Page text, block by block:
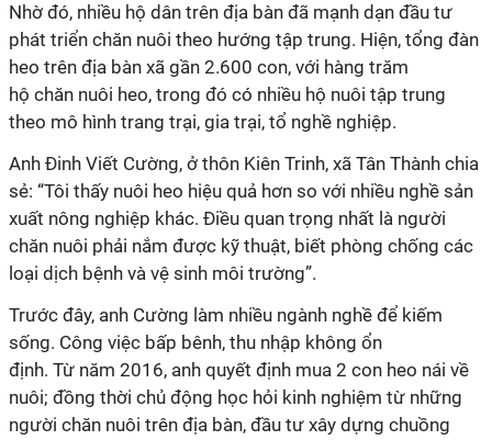
Nhờ đó, nhiều hộ dân trên địa bàn đã mạnh dạn đầu tư
phát triển chăn nuôi theo hướng tập trung. Hiện, tổng đàn
heo trên địa bàn xã gần 2.600 con, với hàng trăm
hộ chăn nuôi heo, trong đó có nhiều hộ nuôi tập trung
theo mô hình trang trại, gia trại, tổ nghề nghiệp.
Anh Đinh Viết Cường, ở thôn Kiên Trinh, xã Tân Thành chia
sẻ: “Tôi thấy nuôi heo hiệu quả hơn so với nhiều nghề sản
xuất nông nghiệp khác. Điều quan trọng nhất là người
chăn nuôi phải nắm được kỹ thuật, biết phòng chống các
loại dịch bệnh và vệ sinh môi trường”.
Trước đây, anh Cường làm nhiều ngành nghề để kiếm
sống. Công việc bấp bênh, thu nhập không ổn
định. Từ năm 2016, anh quyết định mua 2 con heo nái về
nuôi; đồng thời chủ động học hỏi kinh nghiệm từ những
người chăn nuôi trên địa bàn, đầu tư xây dựng chuồng